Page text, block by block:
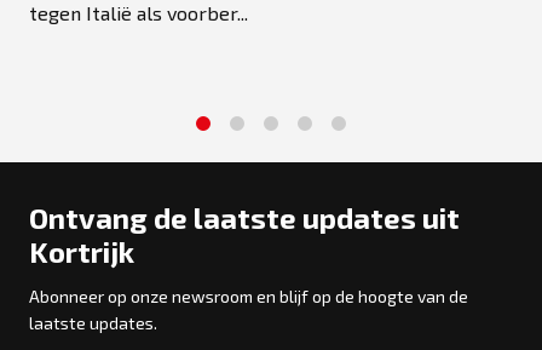
tegen Italië als voorber...
Ontvang de laatste updates uit
Kortrijk
Abonneer op onze newsroom en blijf op de hoogte van de
laatste updates.